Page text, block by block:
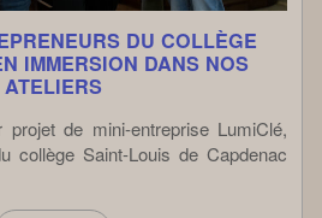
DU COLLÈGE
IMMERSION DANS NOS
ATELIERS
de mini-entreprise LumiClé,
collège Saint-Louis de Capdenac